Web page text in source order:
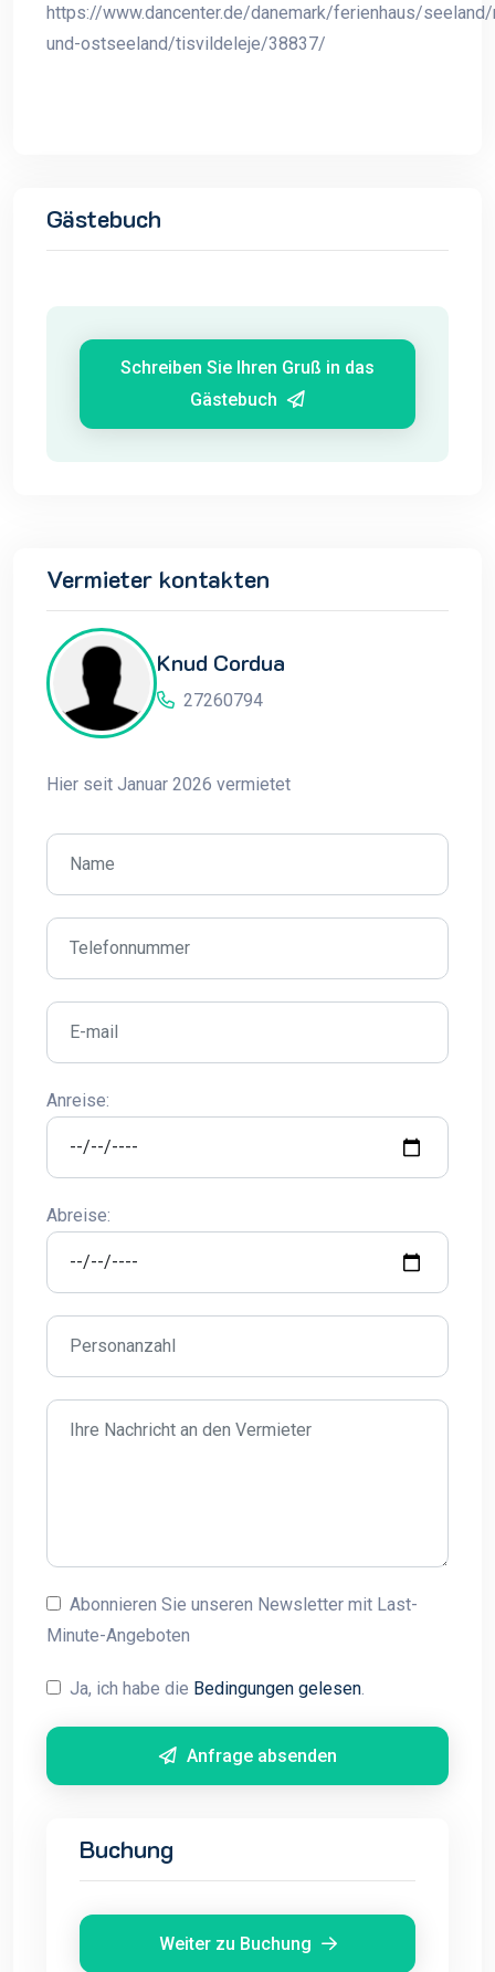
https://www.dancenter.de/danemark/ferienhaus/
und-ostseeland/tisvildeleje/38837/
Gästebuch
Schreiben Sie Ihren Gruß in das
Gästebuch
Vermieter kontakten
Knud Cordua
27260794
Hier seit Januar 2026 vermietet
Anreise:
Abreise:
Abonnieren Sie unseren Newsletter mit Last-
Minute-Angeboten
Ja, ich habe die Bedingungen gelesen.
Anfrage absenden
Buchung
Weiter zu Buchung